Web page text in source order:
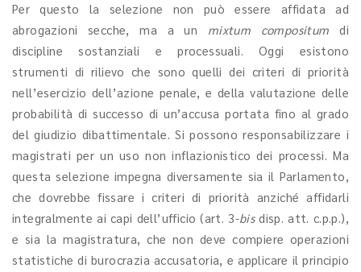
Per questo la selezione non può essere affidata ad
abrogazioni secche, ma a un mixtum compositum di
discipline sostanziali e processuali. Oggi esistono
strumenti di rilievo che sono quelli dei criteri di priorità
nell’esercizio dell’azione penale, e della valutazione delle
probabilità di successo di un’accusa portata fino al grado
del giudizio dibattimentale. Si possono responsabilizzare i
magistrati per un uso non inflazionistico dei processi. Ma
questa selezione impegna diversamente sia il Parlamento,
che dovrebbe fissare i criteri di priorità anziché affidarli
integralmente ai capi dell’ufficio (art. 3-bisdisp. att. c.p.p.),
e sia la magistratura, che non deve compiere operazioni
statistiche di burocrazia accusatoria, e applicare il principio